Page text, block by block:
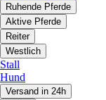
Ruhende Pferde
Aktive Pferde
Reiter
Westlich
Stall
Hund
Versand in 24h